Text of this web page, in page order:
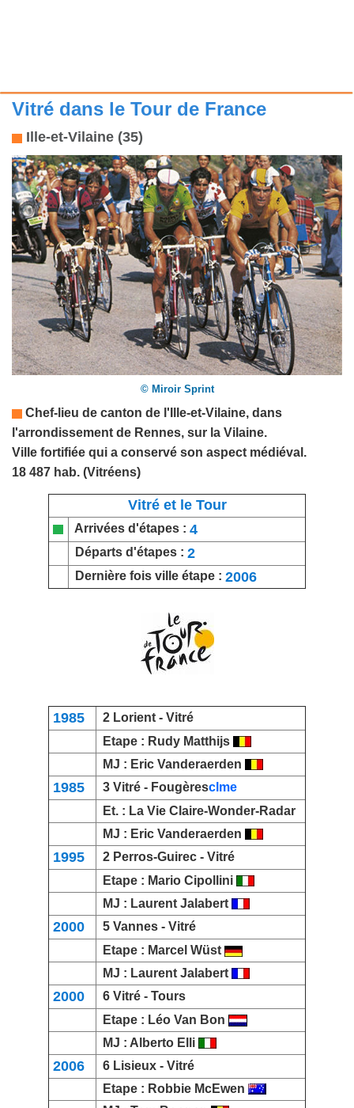
Vitré dans le Tour de France
Ille-et-Vilaine (35)
© Miroir Sprint
Chef-lieu de canton de l' Ille-et-Vilaine, dans
l'arrondissement de Rennes, sur la Vilaine.
Ville fortifiée qui a conservé son aspect médiéval.
18 487 hab. (Vitréens)
Vitré et le Tour
Arrivées d'étapes : 4
Départs d'étapes : 2
Dernière fois ville étape : 2006
1985 2 Lorient - Vitré
Etape : Rudy Matthijs
MJ : Eric Vanderaerden
1985 3 Vitré - Fougèresclme
Et. : La Vie Claire-Wonder-Radar
MJ : Eric Vanderaerden
1995 2 Perros-Guirec - Vitré
Etape : Mario Cipollini
MJ : Laurent Jalabert
2000 5 Vannes - Vitré
Etape : Marcel Wüst
MJ : Laurent Jalabert
2000 6 Vitré - Tours
Etape : Léo Van Bon
MJ : Alberto Elli
2006 6 Lisieux - Vitré
Etape : Robbie McEwen